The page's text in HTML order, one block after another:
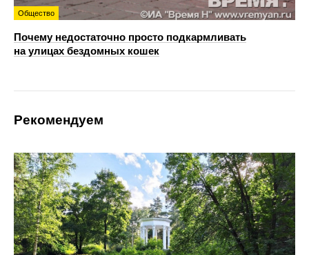
Общество
Почему недостаточно просто подкармливать
на улицах бездомных кошек
Рекомендуем